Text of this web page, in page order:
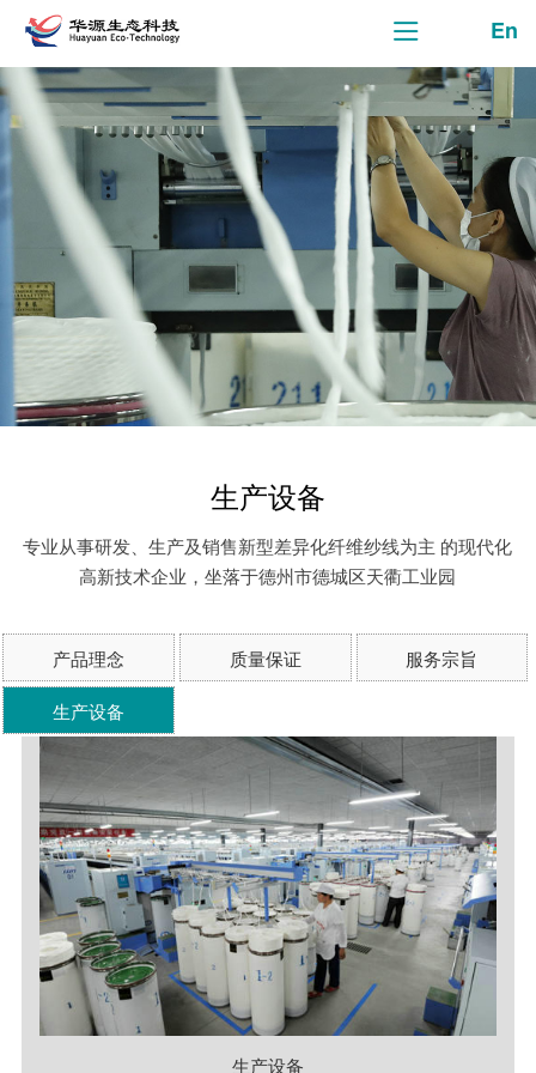
En
生产设备
专业从事研发、生产及销售新型差异化纤维纱线为主 的现代化
高新技术企业，坐落于德州市德城区天衢工业园
产品理念 质量保证 服务宗旨
生产设备
生产设备